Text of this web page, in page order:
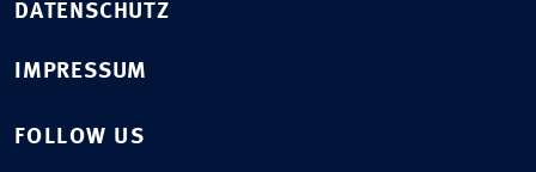
DATENSCHUTZ
IMPRESSUM
FOLLOW US